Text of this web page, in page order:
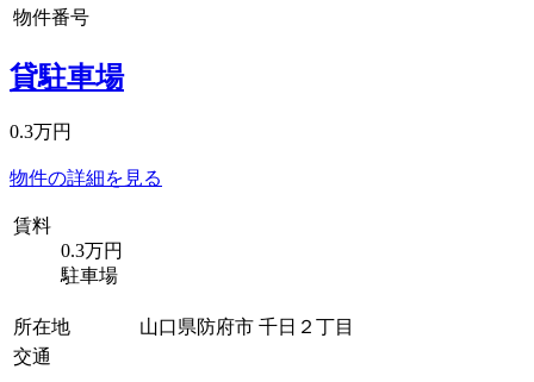
物件番号
貸駐車場
0.3万円
物件の詳細を見る
賃料
0.3万円
駐車場
所在地
山口県防府市 千日２丁目
交通